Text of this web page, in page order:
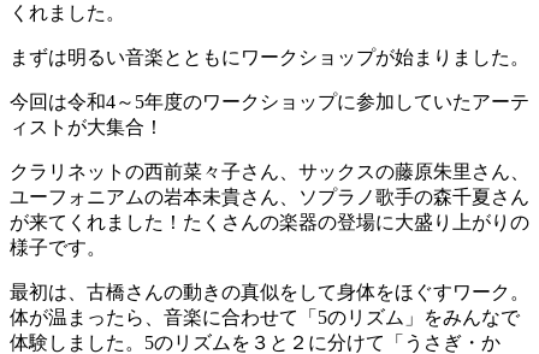
くれました。
まずは明るい音楽とともにワークショップが始まりました。
今回は令和4～5年度のワークショップに参加していたアーテ
ィストが大集合！
クラリネットの西前菜々子さん、サックスの藤原朱里さん、
ユーフォニアムの岩本未貴さん、ソプラノ歌手の森千夏さん
が来てくれました！たくさんの楽器の登場に大盛り上がりの
様子です。
最初は、古橋さんの動きの真似をして身体をほぐすワーク。
体が温まったら、音楽に合わせて「5のリズム」をみんなで
体験しました。5のリズムを３と２に分けて「うさぎ・か